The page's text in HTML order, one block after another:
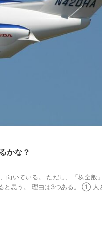
かな？
向いている。 ただし、「株全般」
と思う。 理由は3つある。 ① 人